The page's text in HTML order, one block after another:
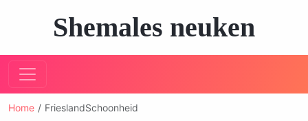
Shemales neuken
Home FrieslandSchoonheid